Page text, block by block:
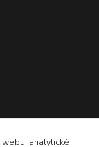
analytické